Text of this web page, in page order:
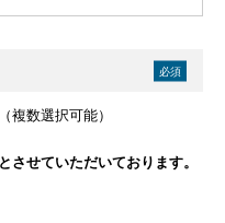
必須
複数選択可能）